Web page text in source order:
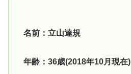
名前：立山達規
年齢：36歳(2018年10月現在)